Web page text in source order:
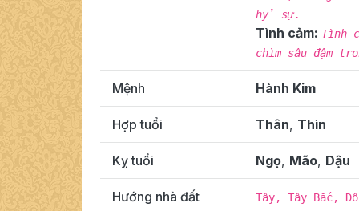
hỷ sự.
Tình cảm: Tình
chìm sâu đậm
Mệnh Hành Kim
Hợp tuổi Thân, Thìn
Kỵ tuổi Ngọ, Mão, Dậu
Hướng nhà đất Tây, Tây Bắc,